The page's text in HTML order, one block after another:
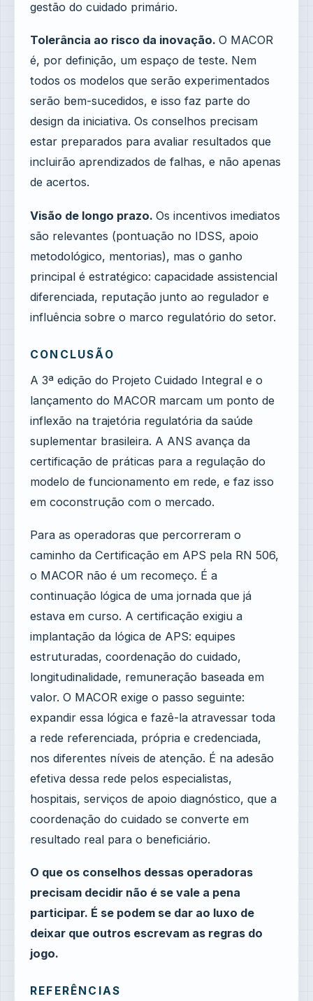
gestão do cuidado primário.
Tolerância ao risco da inovação. O MACOR
é, por definição, um espaço de teste. Nem
todos os modelos que serão experimentados
serão bem-sucedidos, e isso faz parte do
design da iniciativa. Os conselhos precisam
estar preparados para avaliar resultados que
incluirão aprendizados de falhas, e não apenas
de acertos.
Visão de longo prazo. Os incentivos imediatos
são relevantes (pontuação no IDSS, apoio
metodológico, mentorias), mas o ganho
principal é estratégico: capacidade assistencial
diferenciada, reputação junto ao regulador e
influência sobre o marco regulatório do setor.
CONCLUSÃO
A 3ª edição do Projeto Cuidado Integral e o
lançamento do MACOR marcam um ponto de
inflexão na trajetória regulatória da saúde
suplementar brasileira. A ANS avança da
certificação de práticas para a regulação do
modelo de funcionamento em rede, e faz isso
em coconstrução com o mercado.
Para as operadoras que percorreram o
caminho da Certificação em APS pela RN 506,
o MACOR não é um recomeço. É a
continuação lógica de uma jornada que já
estava em curso. A certificação exigiu a
implantação da lógica de APS: equipes
estruturadas, coordenação do cuidado,
longitudinalidade, remuneração baseada em
valor. O MACOR exige o passo seguinte:
expandir essa lógica e fazê-la atravessar toda
a rede referenciada, própria e credenciada,
nos diferentes níveis de atenção. É na adesão
efetiva dessa rede pelos especialistas,
hospitais, serviços de apoio diagnóstico, que a
coordenação do cuidado se converte em
resultado real para o beneficiário.
O que os conselhos dessas operadoras
precisam decidir não é se vale a pena
participar. É se podem se dar ao luxo de
deixar que outros escrevam as regras do
jogo.
REFERÊNCIAS